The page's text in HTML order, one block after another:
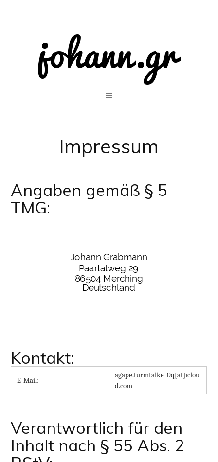
Impressum
Angaben gemäß § 5
TMG:
Kontakt:
E-Mail:
agape.turmfalke_0q[ät]iclou
d.com
Verantwortlich für den
Inhalt nach § 55 Abs. 2